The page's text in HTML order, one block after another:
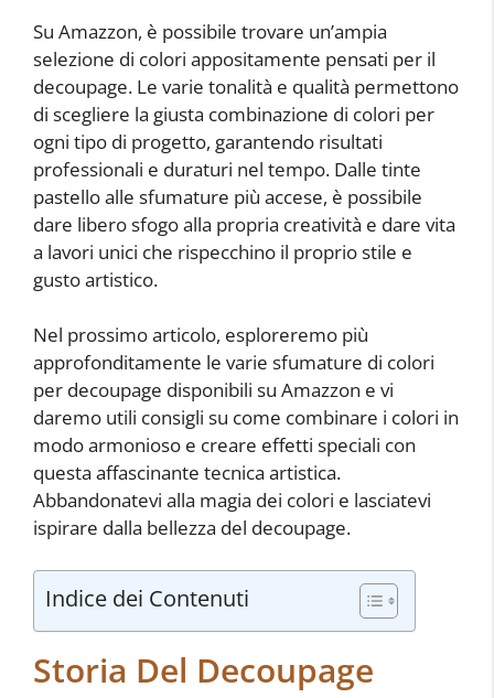
Su Amazzon, è possibile trovare un’ampia
selezione di colori appositamente pensati per il
decoupage. Le varie tonalità e qualità permettono
di scegliere la giusta combinazione di colori per
ogni tipo di progetto, garantendo risultati
professionali e duraturi nel tempo. Dalle tinte
pastello alle sfumature più accese, è possibile
dare libero sfogo alla propria creatività e dare vita
a lavori unici che rispecchino il proprio stile e
gusto artistico.
Nel prossimo articolo, esploreremo più
approfonditamente le varie sfumature di colori
per decoupage disponibili su Amazzon e vi
daremo utili consigli su come combinare i colori in
modo armonioso e creare effetti speciali con
questa affascinante tecnica artistica.
Abbandonatevi alla magia dei colori e lasciatevi
ispirare dalla bellezza del decoupage.
Indice dei Contenuti
Storia Del Decoupage